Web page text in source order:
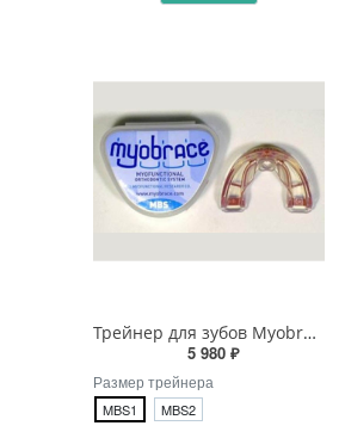
Трейнер для зубов Myobrace MBS с каркасом
5 980 ₽
Размер трейнера
MBS1 MBS2